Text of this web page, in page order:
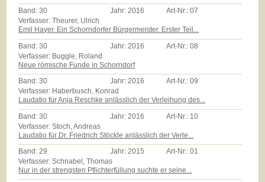
Band:30 Jahr:2016 Art-Nr.:07
Verfasser: Theurer, Ulrich
Emil Hayer. Ein Schorndorfer Bürgermeister. Erster Teil...
Band:30 Jahr: 2016 Art-Nr.:08
Verfasser: Buggle, Roland
Neue römische Funde in Schorndorf
Band:30 Jahr:2016 Art-Nr.:09
Verfasser: Haberbusch, Konrad
Laudatio für Anja Reschke anlässlich der Verleihung des...
Band:30 Jahr: 2016 Art-Nr.: 10
Verfasser: Stoch, Andreas
Laudatio für Dr. Friedrich Stöckle anlässlich der Verle...
Band:29 Jahr:2015 Art-Nr.:01
Verfasser: Schnabel, Thomas
Nur in der strengsten Pflichterfüllung suchte er seine...